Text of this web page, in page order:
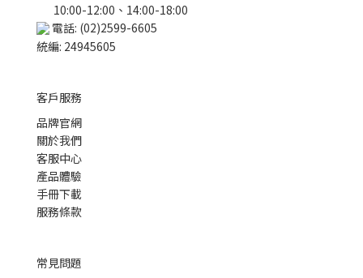
10:00-12:00、14:00-18:00
電話: (02)2599-6605
統編: 24945605
客戶服務
品牌官網
關於我們
客服中心
產品體驗
手冊下載
服務條款
常見問題